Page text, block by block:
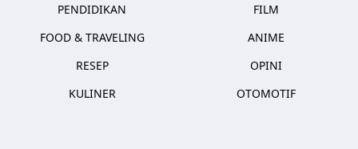
PENDIDIKAN
FOOD & TRAVELING
RESEP
KULINER
FILM
ANIME
OPINI
OTOMOTIF